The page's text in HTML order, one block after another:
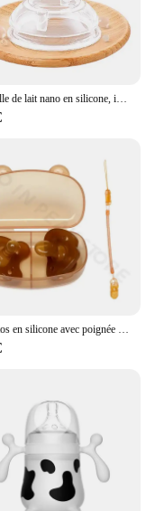
Bouteille de lait nano en silicone, imitation lait maternel, brun, vert, rose en option, 150ml, 240ml